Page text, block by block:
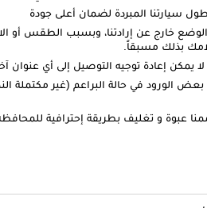
سيارتنا المبردة لضمان أعلى جودة
خارج عن إرادتنا، وبسبب الطقس أو
بذلك مسبقاً.
يمكن إعادة توجيه التوصيل إلى أي عنوان
الورود في حالة البراعم (غير مكتملة
عبوة و تغليف بطريقة إحترافية